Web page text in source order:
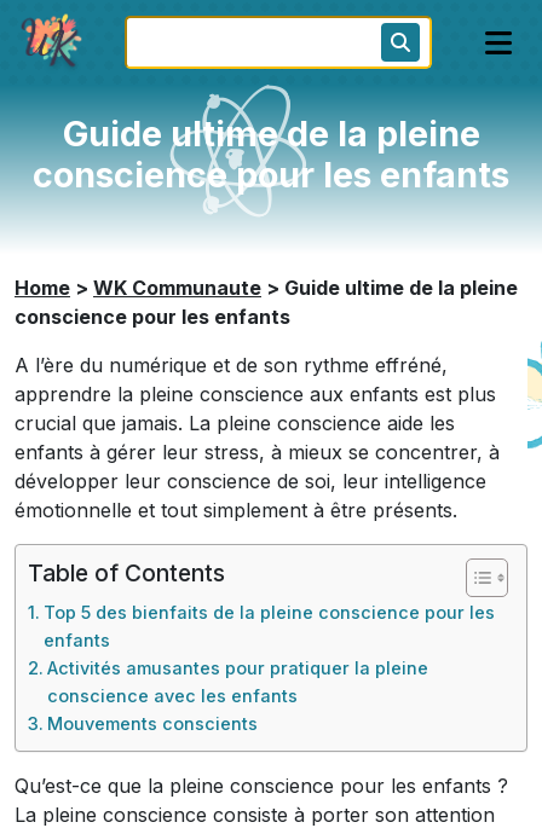
Guide ultime de la pleine
conscience pour les enfants
Home > WK Communaute > Guide ultime de la pleine
conscience pour les enfants
A l’ère du numérique et de son rythme effréné,
apprendre la pleine conscience aux enfants est plus
crucial que jamais. La pleine conscience aide les
enfants à gérer leur stress, à mieux se concentrer, à
développer leur conscience de soi, leur intelligence
émotionnelle et tout simplement à être présents.
Table of Contents
Top 5 des bienfaits de la pleine conscience pour les
enfants
Activités amusantes pour pratiquer la pleine
conscience avec les enfants
Mouvements conscients
Qu’est-ce que la pleine conscience pour les enfants ?
La pleine conscience consiste à porter son attention